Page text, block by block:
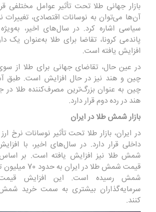
بازار جهانی طلا تحت تأثیر عوامل مختلفی
آن‌ها می‌توان به نوسانات اقتصادی، تغییرات
سیاسی اشاره کرد. در سال‌های اخیر،
پاندمی کرونا، تقاضا برای طلا به‌عنوان یک
افزایش یافته است.
در عین حال، تقاضای جهانی برای طلا از
چین به عنوان بزرگ‌ترین مصرف‌کننده طلا
هند در رده دوم قرار دارد.
بازار شمش طلا در ایران
در ایران، بازار طلا تحت تأثیر نوسانات نرخ
داخلی قرار دارد. در سال‌های اخیر، با
شمش طلا نیز افزایش یافته است. بر
قیمت شمش طلا در
شمش رسیده است. این افزایش
سرمایه‌گذاران بیشتری به سمت خرید
کنند.